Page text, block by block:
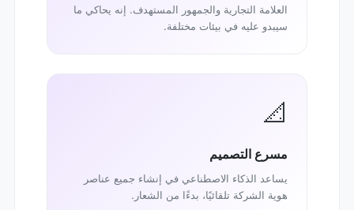
العلامة التجارية والجمهور المستهدف. إنه يحاكي ما
سيبدو عليه في بيئات مختلفة.
📐
مسرع التصميم
يساعد الذكاء الاصطناعي في إنشاء جميع عناصر
هوية الشركة تلقائيًا، بدءًا من الشعار.